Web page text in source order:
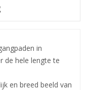
in
de hele lengte te
en breed beeld van